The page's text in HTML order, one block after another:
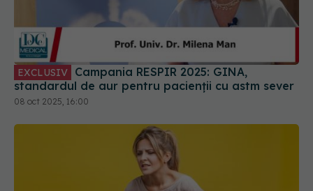
standardul de aur pentru pacienții cu astm sever
08 oct 2025, 16:00